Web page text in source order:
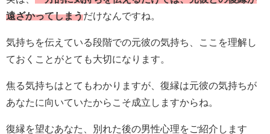
遠ざかってしまうだけなんですね。
気持ちを伝えている段階での元彼の気持ち、ここを理解し
ておくことがとても大切になります。
焦る気持ちはとてもわかりますが、復縁は元彼の気持ちが
あなたに向いていたからこそ成立しますからね。
復縁を望むあなた、別れた後の男性心理をご紹介します